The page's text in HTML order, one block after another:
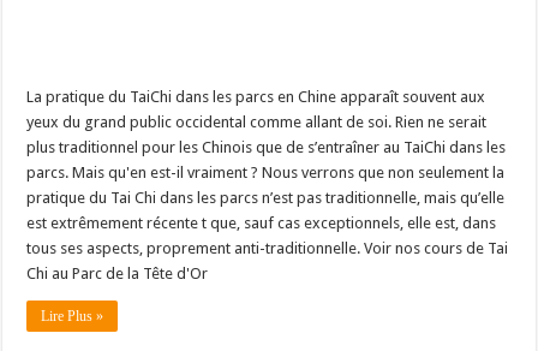
La pratique du TaiChi dans les parcs en Chine apparaît souvent aux
yeux du grand public occidental comme allant de soi. Rien ne serait
plus traditionnel pour les Chinois que de s’entraîner au TaiChi dans les
parcs. Mais qu'en est-il vraiment ? Nous verrons que non seulement la
pratique du Tai Chi dans les parcs n’est pas traditionnelle, mais qu’elle
est extrêmement récente t que, sauf cas exceptionnels, elle est, dans
tous ses aspects, proprement anti-traditionnelle. Voir nos cours de Tai
Chi au Parc de la Tête d'Or
Lire Plus »